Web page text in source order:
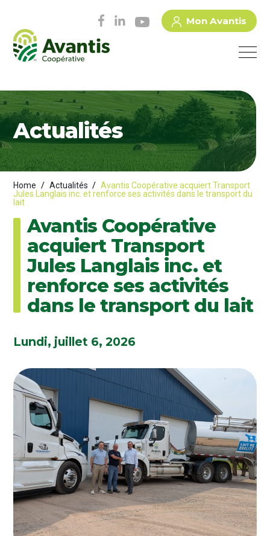
Mon Avantis
Actualités
Home / Actualités / Avantis Coopérative acquiert Transport
Jules Langlais inc. et renforce ses activités dans le transport du
lait
Avantis Coopérative
acquiert Transport
Jules Langlais inc. et
renforce ses activités
dans le transport du lait
Lundi, juillet 6, 2026